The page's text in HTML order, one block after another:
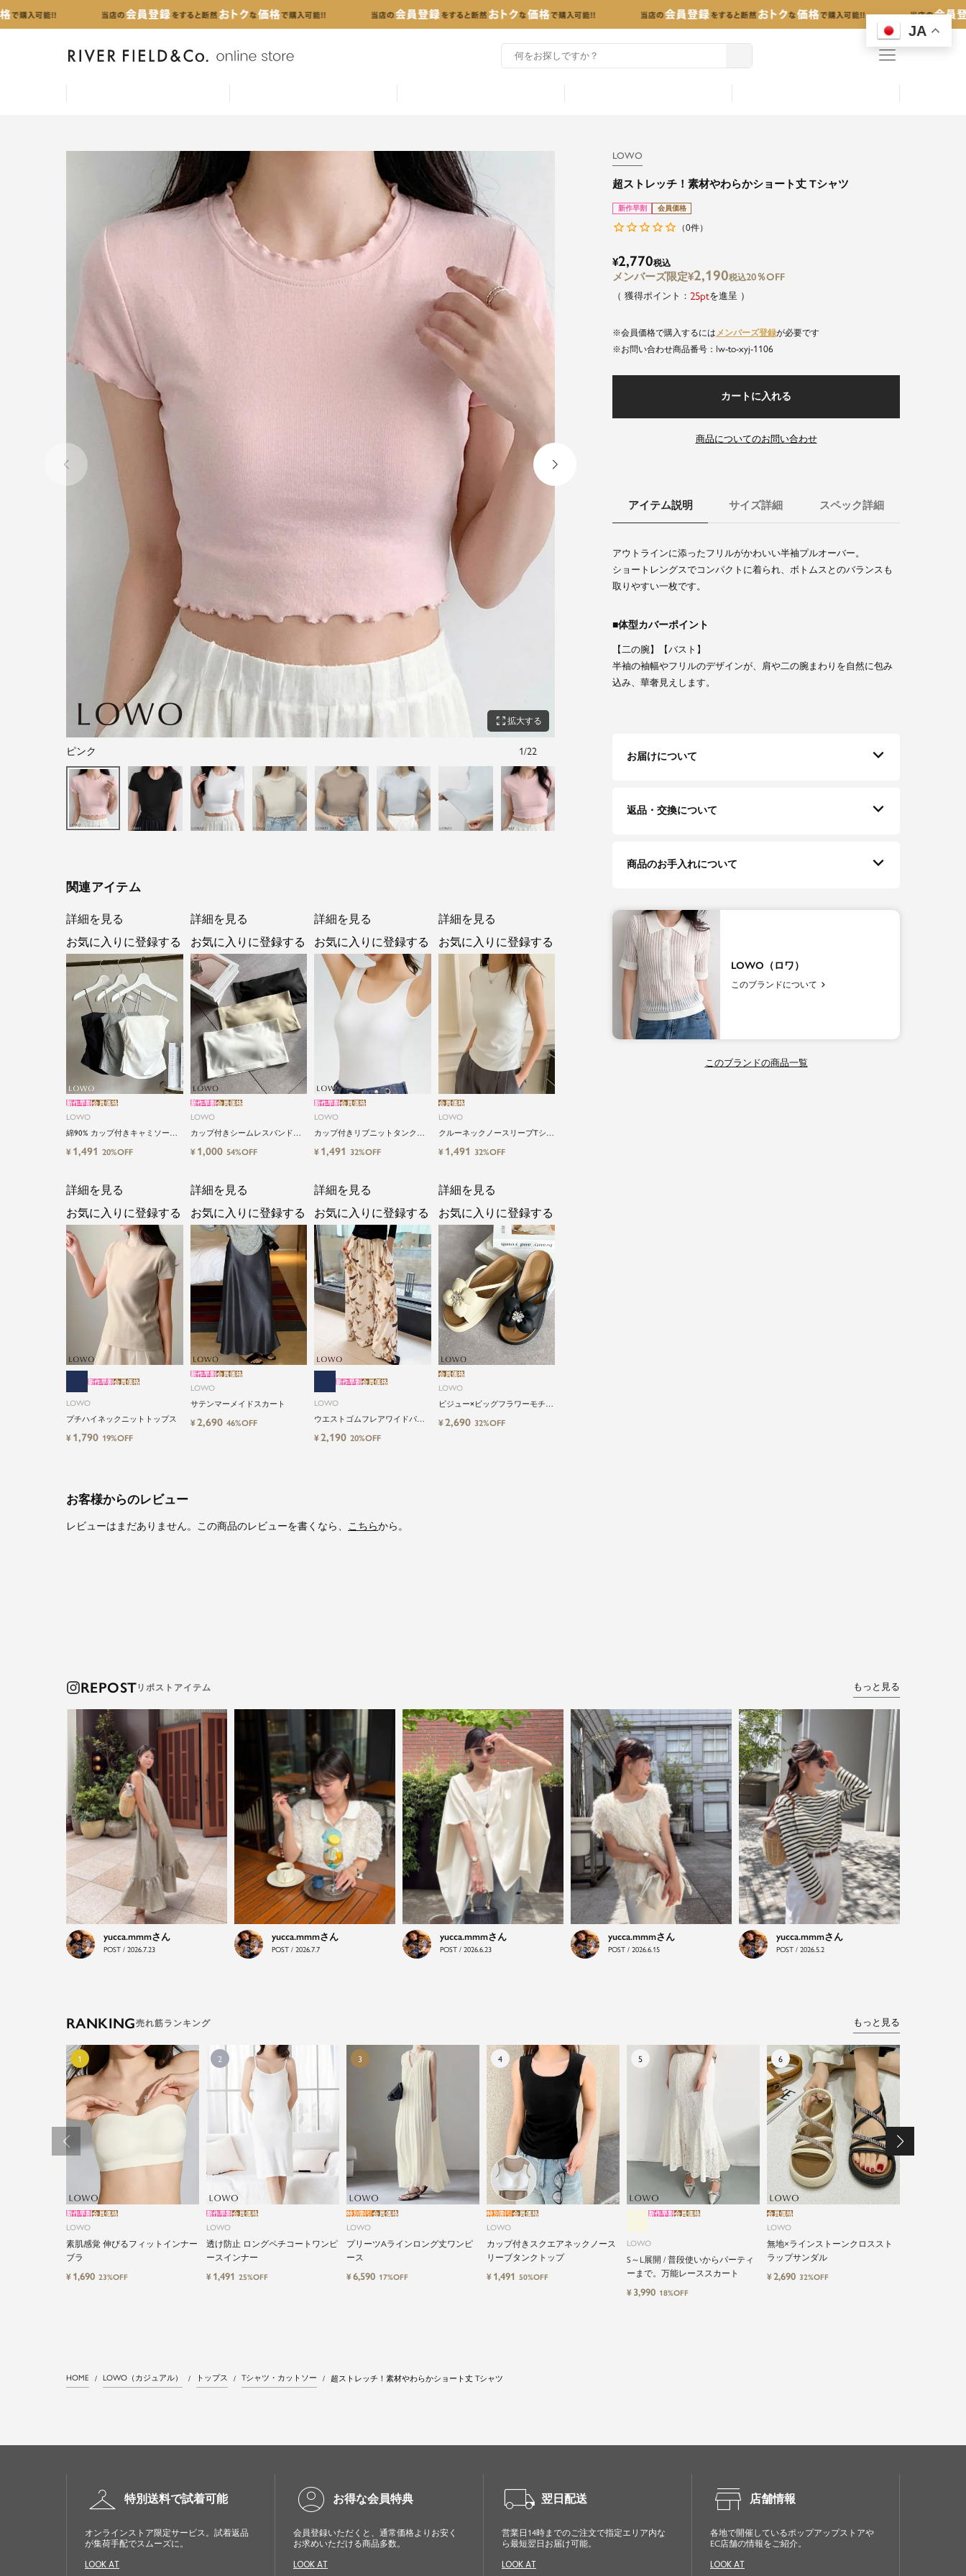
JA
menu
zoom_out_map 拡大する
ピンク 1/22
関連アイテム
LOWO
綿90% カップ付きキャミソール
｜やさしい着心地 ストレッチキ
ャミソール
新作早割会員価格
¥ 1,491 20%OFF
詳細を見る
お気に入りに登録する
LOWO
カップ付きシームレスバンドゥ
ブラトップ
新作早割会員価格
¥ 1,000 54%OFF
詳細を見る
お気に入りに登録する
LOWO
カップ付きリブニットタンクブ
ラトップ
新作早割会員価格
¥ 1,491 32%OFF
詳細を見る
お気に入りに登録する
LOWO
クルーネックノースリーブTシャ
ツ カットソー
会員価格
¥ 1,491 32%OFF
詳細を見る
お気に入りに登録する
LOWO
プチハイネックニットトップス
新作早割会員価格
¥ 1,790 19%OFF
詳細を見る
お気に入りに登録する
LOWO
サテンマーメイドスカート
新作早割会員価格
¥2,690 46%OFF
詳細を見る
お気に入りに登録する
LOWO
ウエストゴムフレアワイドパン
新作早割会員価格
¥2,190 20%OFF
詳細を見る
お気に入りに登録する
LOWO
ビジュー×ビッグフラワーモチー
フサンダル
会員価格
¥2,690 32%OFF
詳細を見る
お気に入りに登録する
お客様からのレビュー
レビューはまだありません。この商品のレビューを書くなら、 こちらから。
LOWO
超ストレッチ！素材やわらかショート丈 Tシャツ
新作早割 会員価格
（0件）
¥2,770税込
¥2,190税込20％OFF
25 を進呈
会員価格で購入するには メンバーズ登録が必要です
商品番号
lw-to-xyj-1106
カートに入れる
商品についてのお問い合わせ
アイテム説明 サイズ詳細 スペック詳細
アウトラインに添ったフリルがかわいい半袖プルオーバー。
ショートレングスでコンパクトに着られ、ボトムスとのバランスも
取りやすい一枚です。
体型カバーポイント
【二の腕】【バスト】
半袖の袖幅やフリルのデザインが、肩や二の腕まわりを自然に包み
込み、華奢見えします。
お届けについて
返品・交換について
商品のお手入れについて
LOWO（ロワ）
このブランドについて
気軽に楽しめる低価格でトレンドを取り
入れたファッションブランド
LOWO（ロワ）は、アパレルはもちろん、インナー、
バッグやシューズ、小物まで、驚くほどリーズナブル
にラインナップ。
毎日のコーデに、ちょっとした変化を。いつもの自分
に、ちょっとした彩りを。
LOWOは、頑張りすぎないおしゃれを応援します。
close
このブランドの商品一覧
REPOST もっと見る
yucca.mmm
POST / 2026.7.23
yucca.mmm
POST / 2026.7.7
yucca.mmm
POST / 2026.6.23
yucca.mmm
POST / 2026.6.15
yucca.mmm
POST / 2026.5.2
RANKING もっと見る
LOWO
素肌感覚 伸びるフィットインナー
ブラ
新作早割会員価格
¥ 1,690 23%OFF
LOWO
透け防止 ロングペチコートワンピ
ースインナー
新作早割会員価格
¥ 1,491 25%OFF
LOWO
プリーツAラインロング丈ワンピ
ース
特別割引会員価格
¥6,590 17%OFF
LOWO
カップ付きスクエアネックノース
リーブタンクトップ
特別割引会員価格
¥ 1,491 50%OFF
LOWO
S～L展開 / 普段使いからパーティ
ーまで。万能レーススカート
新作早割会員価格
¥ 3,990 18%OFF
LOWO
無地×ラインストーンクロススト
ラップサンダル
会員価格
¥2,690 32%OFF
HOME LOWO（カジュアル） トップス Tシャツ・カットソー 超ストレッチ！素材やわらかショート丈 Tシャツ
checkroom 特別送料で試着可能
オンラインストア限定サービス。試着返品
が集荷手配でスムーズに。
LOOK AT
account_circle お得な会員特典
会員登録いただくと、通常価格よりお安く
お求めいただける商品多数。
LOOK AT
local_shipping 翌日配送
営業日14時までのご注文で指定エリア内な
ら最短翌日お届け可能。
LOOK AT
store 店舗情報
各地で開催しているポップアップストアや
EC店舗の情報をご紹介。
LOOK AT